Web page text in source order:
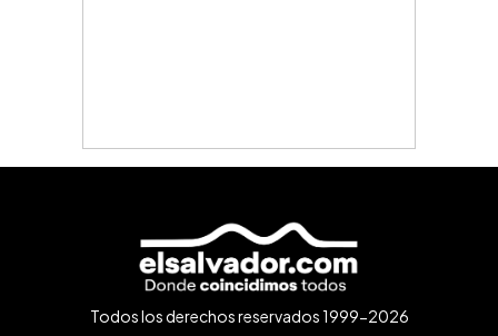
Todos los derechos reservados 1999-2026